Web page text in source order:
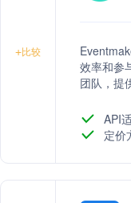
+比较
效率和参
团队，提
API
定价